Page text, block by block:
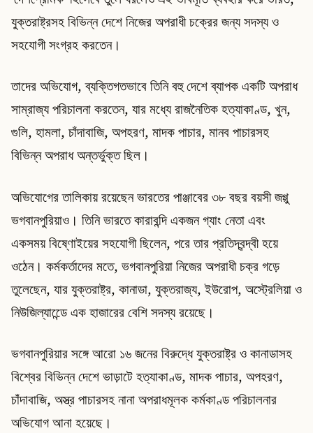
যুক্তরাষ্ট্রসহ বিভিন্ন দেশে নিজের অপরাধী চক্রের জন্য সদস্য ও
সহযোগী সংগ্রহ করতেন।
তাদের অভিযোগ, ব্যক্তিগতভাবে তিনি বহু দেশে ব্যাপক একটি অপরাধ
সাম্রাজ্য পরিচালনা করতেন, যার মধ্যে রাজনৈতিক হত্যাকাণ্ড, খুন,
গুলি, হামলা, চাঁদাবাজি, অপহরণ, মাদক পাচার, মানব পাচারসহ
বিভিন্ন অপরাধ অন্তর্ভুক্ত ছিল।
অভিযোগের তালিকায় রয়েছেন ভারতের পাঞ্জাবের ৩৮ বছর বয়সী জগ্গু
ভগবানপুরিয়াও। তিনি ভারতে কারাবন্দি একজন গ্যাং নেতা এবং
একসময় বিষ্ণোইয়ের সহযোগী ছিলেন, পরে তার প্রতিদ্বন্দ্বী হয়ে
ওঠেন। কর্মকর্তাদের মতে, ভগবানপুরিয়া নিজের অপরাধী চক্র গড়ে
তুলেছেন, যার যুক্তরাষ্ট্র, কানাডা, যুক্তরাজ্য, ইউরোপ, অস্ট্রেলিয়া ও
নিউজিল্যান্ডেে এক হাজারের বেশি সদস্য রয়েছে।
ভগবানপুরিয়ার সঙ্গে আরো ১৬ জনের বিরুদ্ধে যুক্তরাষ্ট্র ও কানাডাসহ
বিশ্বের বিভিন্ন দেশে ভাড়াটে হত্যাকাণ্ড, মাদক পাচার, অপহরণ,
চাঁদাবাজি, অস্ত্র পাচারসহ নানা অপরাধমূলক কর্মকাণ্ড পরিচালনার
অভিযোগ আনা হয়েছে।